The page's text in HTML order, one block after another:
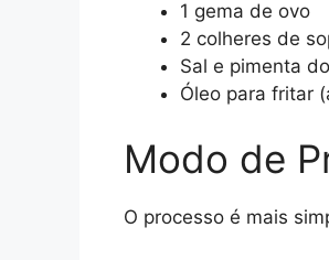
1 gema de ovo
2 colheres de
Sal e pimenta
Óleo para fritar
Modo de
O processo é mais